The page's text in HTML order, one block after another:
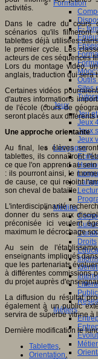
Formation
E-
Outils
Sites
Jeux
Jeu
Jeux
Jeux
Jeux
Langages
Médias
Droits
Métiers
activités.
Dans le cadre du cours
scénarios qu'ils
tablettes déjà utilisées
le premier cycle. Les
acteurs de ces séquences
Lors du montage vidéo,
anglais, traduction qui sera
Certaines vidéos
d'autres informations
de l'école (cours de
seront placés aux
Une approche orientante
Au final, les élèves
tablettes, ils connaîtront
ce que l'on apprend au
: ils pourront ainsi, le
de cause, ce qui rejoint
son cheval de bataille.
L'interdisciplinarité
donner du sens aux
préconisée ici veulent
maximum le décrochage
Au sein de
enseignants impliqués
que les partenariats
à différentes commissions
du projet auprès
La diffusion du résultat
également à un public
servira de superbe vitrine à
Dernière modification le
Tablettes,
Orientation,